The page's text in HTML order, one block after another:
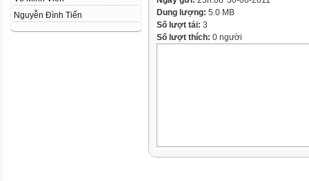
Nguyễn Đình Tiến
Dung lượng: 5.0 MB
Số lượt tải: 3
Số lượt thích: 0 người